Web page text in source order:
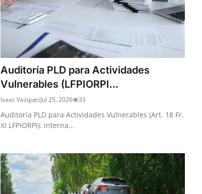
Auditoría PLD para Actividades
Vulnerables (LFPIORPI...
Isaac VazquezJul 25, 2026 33
Auditoría PLD para Actividades Vulnerables (Art. 18 Fr.
XI LFPIORPI): interna...